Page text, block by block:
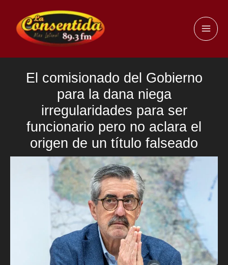
contenido
El comisionado del Gobierno
para la dana niega
irregularidades para ser
funcionario pero no aclara el
origen de un título falseado